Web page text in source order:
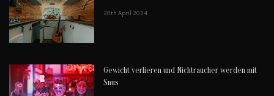
20th April 2024
Gewicht verlieren und Nichtraucher werden mit
Snus